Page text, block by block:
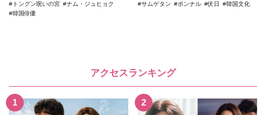
トングン呪いの宮
ナム・ジュヒョク
韓国俳優
サムゲタン ポンナル 伏日 韓国文化
アクセスランキング